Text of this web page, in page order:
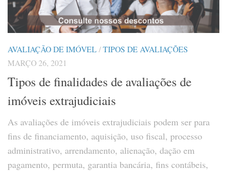
AVALIAÇÃO DE IMÓVEL/TIPOS DE AVALIAÇÕES
MARÇO 26, 2021
Tipos de finalidades de avaliações de
imóveis extrajudiciais
As avaliações de imóveis extrajudiciais podem ser para
fins de financiamento, aquisição, uso fiscal, processo
administrativo, arrendamento, alienação, dação em
pagamento, permuta, garantia bancária, fins contábeis,